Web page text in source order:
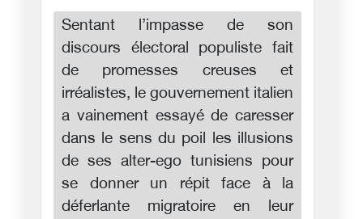
Sentant l’impasse de son
discours électoral populiste fait
de promesses creuses et
irréalistes, le gouvernement italien
a vainement essayé de caresser
dans le sens du poil les illusions
de ses alter-ego tunisiens pour
se donner un répit face à la
déferlante migratoire en leur